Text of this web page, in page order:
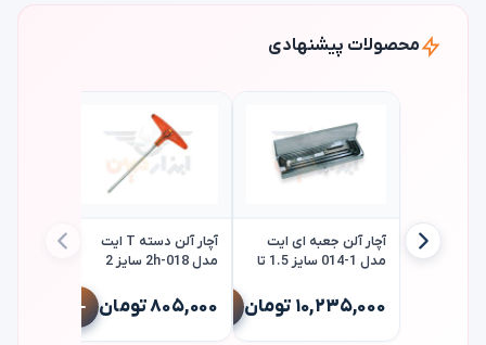
محصولات پیشنهادی
آچار آلن جعبه ای ایت
مدل 1-014 سایز 1.5 تا
۱۰,۲۳۵,۰۰۰ تومان
آچار آلن دسته T ایت
مدل 018-2h سایز 2
۸۰۵,۰۰۰ تومان